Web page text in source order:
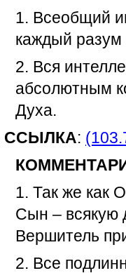
1. Всеобщий
каждый разум
2. Вся
абсолютным
Духа.
ССЫЛКА:
1. Так же как
Сын – всякую
Вершитель
2. Все